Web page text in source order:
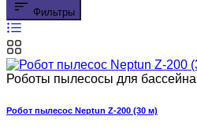
Фильтры
Роботы пылесосы для бассейна
Робот пылесос Neptun Z-200 (30 м)